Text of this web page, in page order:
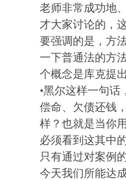
老师非常成功地
才大家讨论的，
要强调的是，方
一下普通法的方
个概念是库克提
•黑尔这样一句
偿命、欠债还钱
样？也就是当你
必须看到这其中
只有通过对案例
今天我们所能达